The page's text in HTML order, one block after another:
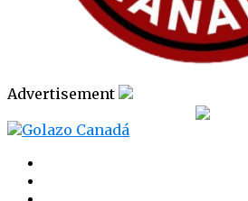
Advertisement